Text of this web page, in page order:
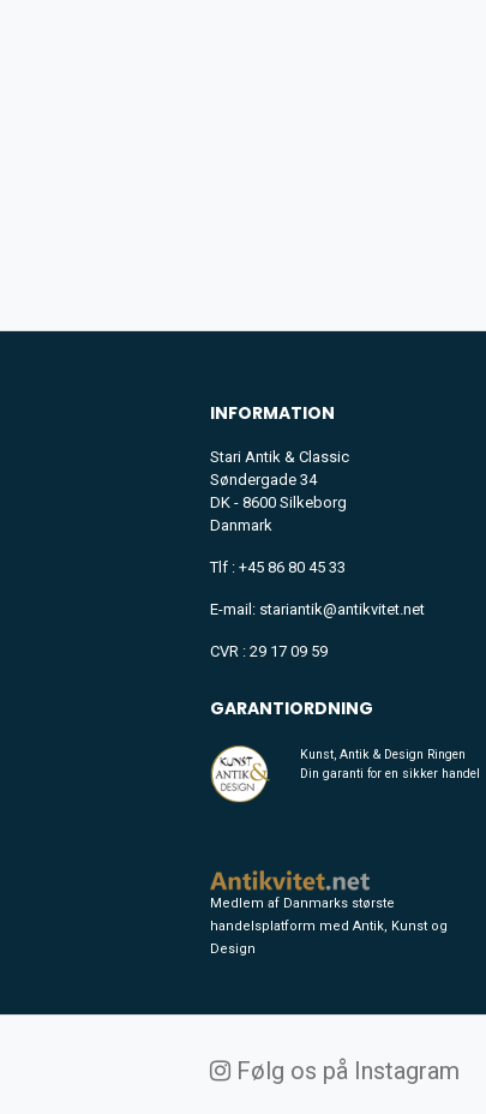
INFORMATION
Stari Antik & Classic
Søndergade 34
DK - 8600 Silkeborg
Danmark
Tlf : +45 86 80 45 33
E-mail: stariantik@antikvitet.net
CVR : 29 17 09 59
GARANTIORDNING
Kunst, Antik & Design Ringen
Din garanti for en sikker handel
Medlem af Danmarks største
handelsplatform med Antik, Kunst og
Design
Følg os på Instagram